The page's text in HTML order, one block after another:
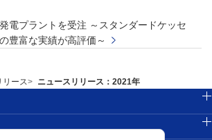
電プラントを受注 ～スタンダードケッセ
豊富な実績が高評価～
リース ニュースリリース：2021年